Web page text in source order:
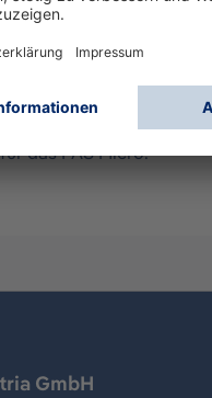
das PAS Micro.
GmbH